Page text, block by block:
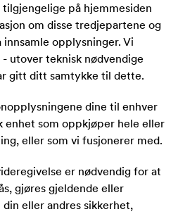
på hjemmesiden
om disse tredjepartene og
opplysninger. Vi
utover teknisk nødvendige
gitt ditt samtykke til dette.
dine til enhver
enhet som oppkjøper hele eller
eller som vi fusjonerer med.
er nødvendig for at
gjøres gjeldende eller
eller andres sikkerhet,